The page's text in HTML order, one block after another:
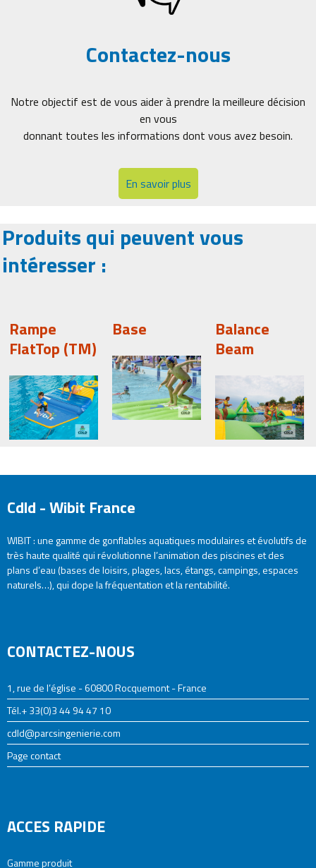
Contactez-nous
Notre objectif est de vous aider à prendre la meilleure décision
en vous
donnant toutes les informations dont vous avez besoin.
En savoir plus
Produits qui peuvent vous
intéresser :
Rampe
FlatTop (TM)
Base
Balance
Beam
Cdld - Wibit France
WIBIT : une gamme de gonflables aquatiques modulaires et évolutifs de
très haute qualité qui révolutionne l’animation des piscines et des
plans d’eau (bases de loisirs, plages, lacs, étangs, campings, espaces
naturels…), qui dope la fréquentation et la rentabilité.
CONTACTEZ-NOUS
1, rue de l’église - 60800 Rocquemont - France
Tél.+ 33(0)3 44 94 47 10
cdld@parcsingenierie.com
Page contact
ACCES RAPIDE
Gamme produit